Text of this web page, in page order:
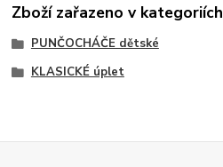
Zboží zařazeno v kategoriích
PUNČOCHÁČE dětské
KLASICKÉ úplet